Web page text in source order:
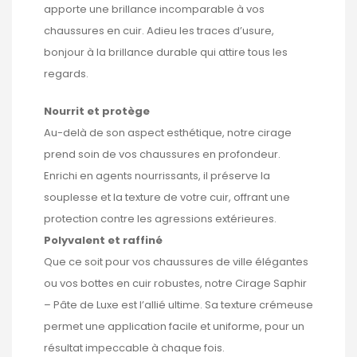
apporte une brillance incomparable à vos
chaussures en cuir. Adieu les traces d’usure,
bonjour à la brillance durable qui attire tous les
regards.
Nourrit et protège
Au-delà de son aspect esthétique, notre cirage
prend soin de vos chaussures en profondeur.
Enrichi en agents nourrissants, il préserve la
souplesse et la texture de votre cuir, offrant une
protection contre les agressions extérieures.
Polyvalent et raffiné
Que ce soit pour vos chaussures de ville élégantes
ou vos bottes en cuir robustes, notre Cirage Saphir
– Pâte de Luxe est l’allié ultime. Sa texture crémeuse
permet une application facile et uniforme, pour un
résultat impeccable à chaque fois.